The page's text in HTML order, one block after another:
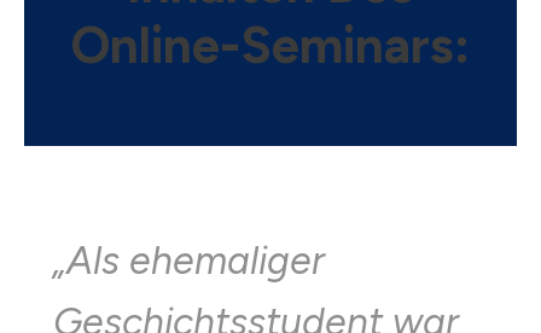
Online-Seminars:
„Als ehemaliger
Geschichtsstudent war